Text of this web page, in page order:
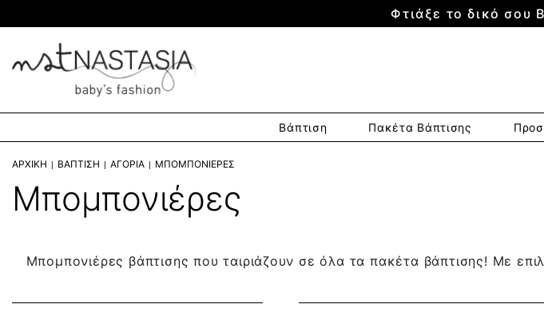
Φτιάξε το δικό σου
Βάπτιση Πακέτα Βάπτισης
ΑΡΧΙΚΉ ΒΆΠΤΙΣΗ ΑΓΌΡΙΑ ΜΠΟΜΠΟΝΙΈΡΕΣ
Μπομπονιέρες
Μπομπονιέρες βάπτισης που ταιριάζουν σε όλα τα πακέτα βάπτισης! Με